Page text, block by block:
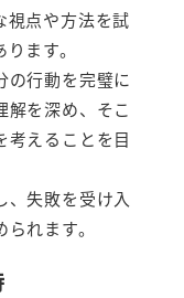
視点や方法を試
ます。
の行動を完璧に
解を深め、そこ
考えることを目
、失敗を受け入
れます。